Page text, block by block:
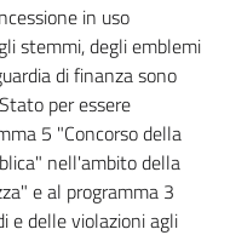
in uso
stemmi, degli emblemi
di finanza sono
per essere
5 "Concorso della
nell'ambito della
e al programma 3
e delle violazioni agli